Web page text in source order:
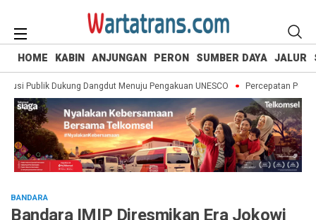
HOME KABIN ANJUNGAN PERON SUMBER DAYA JALUR
Publik Dukung Dangdut Menuju Pengakuan UNESCO Percepatan
BANDARA